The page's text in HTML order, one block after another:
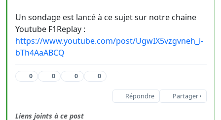
Un sondage est lancé à ce sujet sur notre chaine
Youtube F1Replay :
https://www.youtube.com/post/UgwIX5vzgvneh_i-
bTh4AaABCQ
0 0 0 0
Répondre Partager
Liens joints à ce post